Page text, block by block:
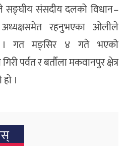
सङ्घीय संसदीय दलको विधान–
रहनुभएका ओलीले
। गत मङ्सिर ४ गते भएको
पर्वत र बर्तौला मकवानपुर क्षेत्र
।